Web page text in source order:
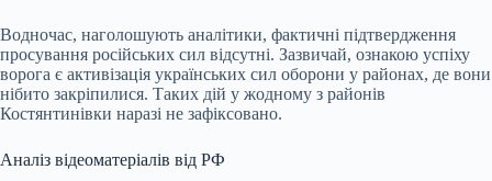
Водночас, наголошують аналітики, фактичні підтвердження
просування російських сил відсутні. Зазвичай, ознакою успіху
ворога є активізація українських сил оборони у районах, де вони
нібито закріпилися. Таких дій у жодному з районів
Костянтинівки наразі не зафіксовано.
Аналіз відеоматеріалів від РФ